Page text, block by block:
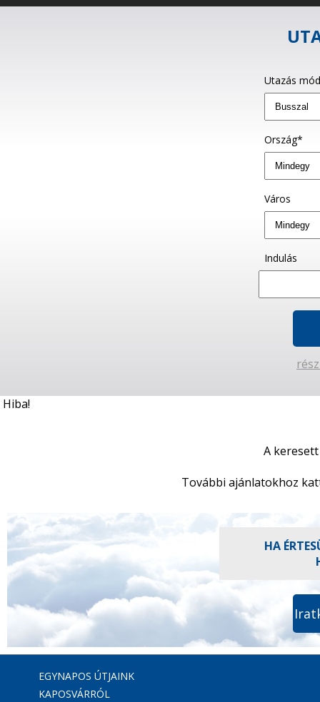
Utazás
Ország*
Város
Indulás
Hiba!
A
További ajánlatokhoz
HA
EGYNAPOS ÚTJAINK
KAPOSVÁRRÓL